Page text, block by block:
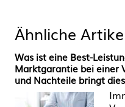
Ähnliche
Was ist eine Best-
Marktgarantie bei einer
und Nachteile bringt